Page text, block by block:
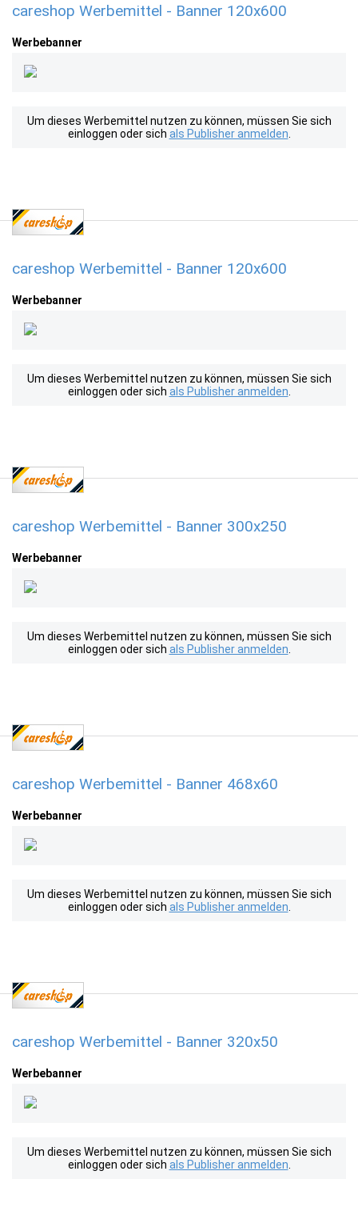
careshop Werbemittel - Banner 120x600
Werbebanner
Um dieses Werbemittel nutzen zu können, müssen Sie sich
einloggen oder sich als Publisher anmelden
careshop Werbemittel - Banner 120x600
Werbebanner
Um dieses Werbemittel nutzen zu können, müssen Sie sich
einloggen oder sich als Publisher anmelden
careshop Werbemittel - Banner 300x250
Werbebanner
Um dieses Werbemittel nutzen zu können, müssen Sie sich
einloggen oder sich als Publisher anmelden
careshop Werbemittel - Banner 468x60
Werbebanner
Um dieses Werbemittel nutzen zu können, müssen Sie sich
einloggen oder sich als Publisher anmelden
careshop Werbemittel - Banner 320x50
Werbebanner
Um dieses Werbemittel nutzen zu können, müssen Sie sich
einloggen oder sich als Publisher anmelden